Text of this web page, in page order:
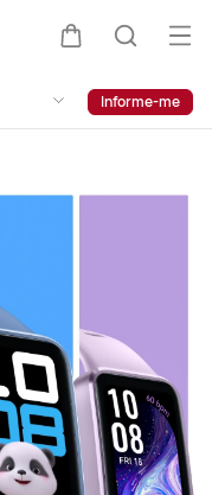
Informe-me